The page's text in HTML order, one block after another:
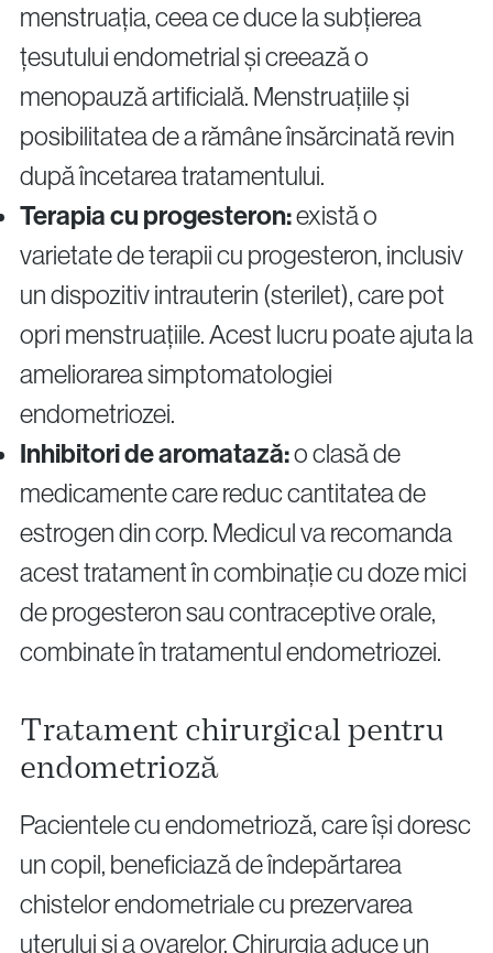
menstruația, ceea ce duce la subțierea
țesutului endometrial și creează o
menopauză artificială. Menstruațiile și
posibilitatea de a rămâne însărcinată revin
după încetarea tratamentului.
Terapia cu progesteron:există o
varietate de terapii cu progesteron, inclusiv
un dispozitiv intrauterin (sterilet), care pot
opri menstruațiile. Acest lucru poate ajuta la
ameliorarea simptomatologiei
endometriozei.
Inhibitori de aromatază:o clasă de
medicamente care reduc cantitatea de
estrogen din corp. Medicul va recomanda
acest tratament în combinație cu doze mici
de progesteron sau contraceptive orale,
combinate în tratamentul endometriozei.
Tratament chirurgical pentru
endometrioză
Pacientele cu endometrioză, care își doresc
un copil, beneficiază de îndepărtarea
chistelor endometriale cu prezervarea
uterului și a ovarelor. Chirurgia aduce un